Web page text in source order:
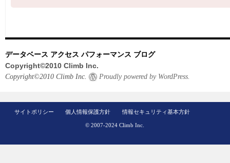
データベース アクセス パフォーマンス ブログ
Copyright©2010 Climb Inc.
Copyright©2010 Climb Inc. Proudly powered by WordPress.
サイトポリシー 個人情報保護方針 情報セキュリティ基本方針
© 2007-2024 Climb Inc.